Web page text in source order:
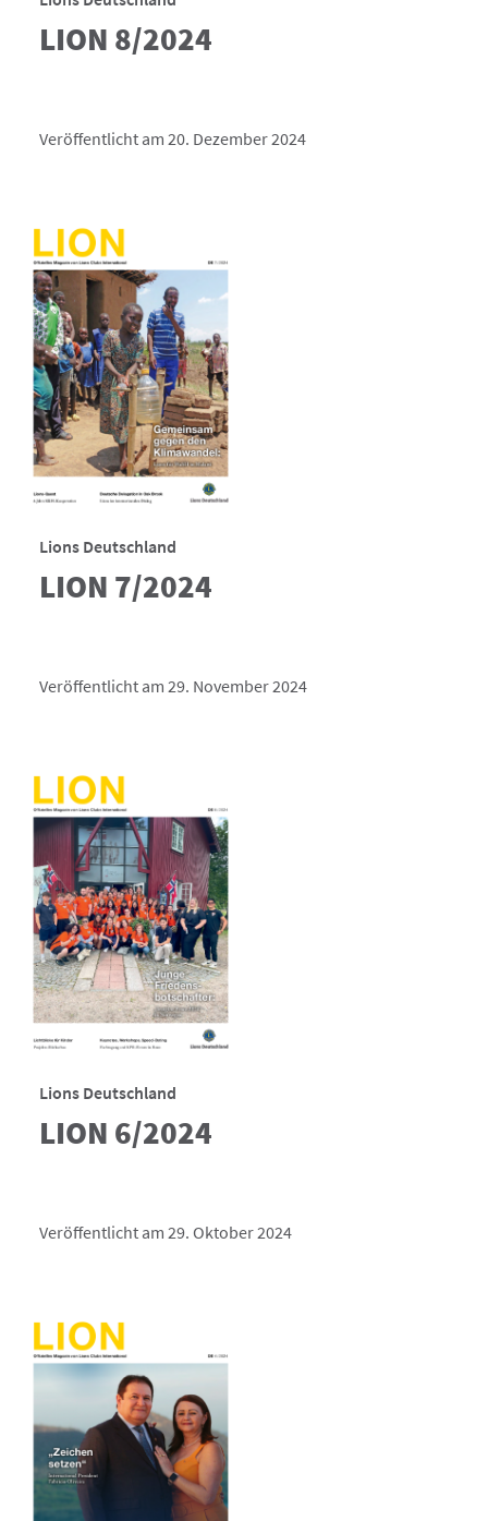
LION 8/2024
Veröffentlicht am 20. Dezember 2024
Lions Deutschland
LION 7/2024
Veröffentlicht am 29. November 2024
Lions Deutschland
LION 6/2024
Veröffentlicht am 29. Oktober 2024